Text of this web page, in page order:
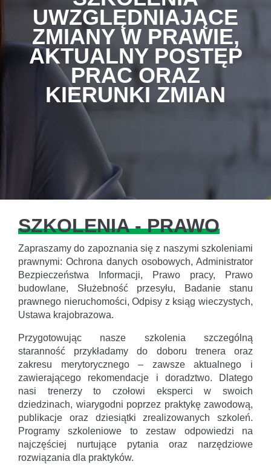
UWZGLĘDNIAJĄCE
ZMIANY W PRAWIE,
AKTUALNY POSTĘP
PRAC ORAZ
KIERUNKI ZMIAN
SZKOLENIA - PRAWO
Zapraszamy do zapoznania się z naszymi szkoleniami
prawnymi: Ochrona danych osobowych, Administrator
Bezpieczeństwa Informacji, Prawo pracy, Prawo
budowlane, Służebność przesyłu, Badanie stanu
prawnego nieruchomości, Odpisy z ksiąg wieczystych,
Ustawa krajobrazowa.
Przygotowując nasze szkolenia szczególną
staranność przykładamy do doboru trenera oraz
zakresu merytorycznego – zawsze aktualnego i
zawierającego rekomendacje i doradztwo. Dlatego
nasi trenerzy to czołowi eksperci w swoich
dziedzinach, wiarygodni poprzez praktykę zawodową,
publikacje oraz dziesiątki zrealizowanych szkoleń.
Programy szkoleniowe to zestaw odpowiedzi na
najczęściej nurtujące pytania oraz narzędziowe
rozwiązania dla praktyków.